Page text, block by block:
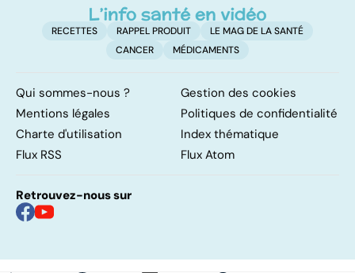
RECETTES RAPPEL PRODUIT
LE MAG DE LA SANTÉ
CANCER
MÉDICAMENTS
Qui sommes-nous ?
Gestion des cookies
Mentions légales
Politiques de confidentialité
Charte d'utilisation
Index thématique
Flux RSS
Flux Atom
Retrouvez-nous sur